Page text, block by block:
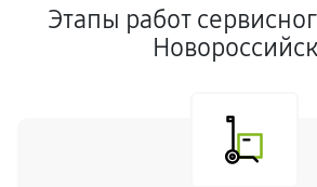
Этапы работ